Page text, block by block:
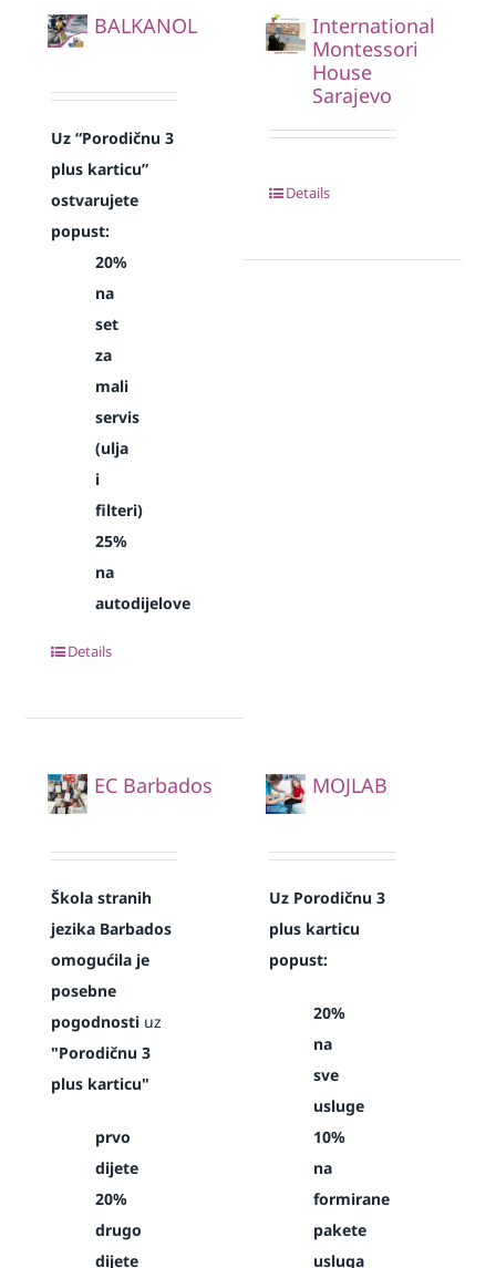
BALKANOL
Uz “Porodičnu 3
plus karticu”
ostvarujete
popust:
20%
na
set
za
mali
servis
(ulja
i
filteri)
25%
na
autodijelove
Details
International
Montessori
House
Sarajevo
Details
EC Barbados
Škola stranih
jezika Barbados
omogućila je
posebne
pogodnostiuz
"Porodičnu 3
plus karticu"
prvo
dijete
20%
drugo
dijete
MOJLAB
Uz Porodičnu 3
plus karticu
popust:
20%
na
sve
usluge
10%
na
formirane
pakete
usluga